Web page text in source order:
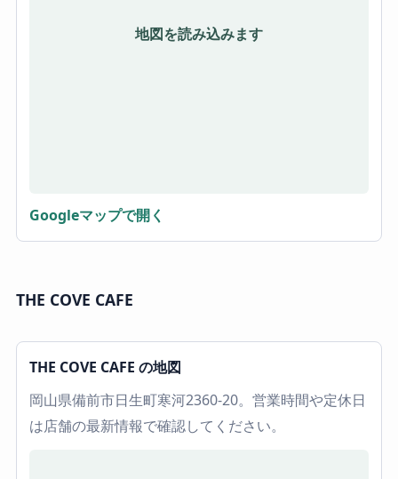
地図を読み込みます
Googleマップで開く
THE COVE CAFE
THE COVE CAFE の地図
岡山県備前市日生町寒河2360-20。営業時間や定休日
は店舗の最新情報で確認してください。